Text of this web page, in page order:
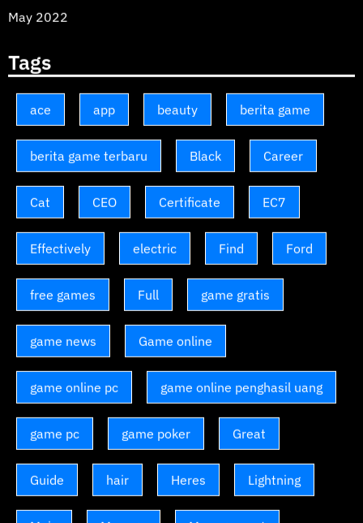
May 2022
Tags
ace app beauty berita game
berita game terbaru Black Career
Cat CEO Certificate EC7
Effectively electric Find Ford
free games Full game gratis
game news Game online
game online pc game online penghasil uang
game pc game poker Great
Guide hair Heres Lightning